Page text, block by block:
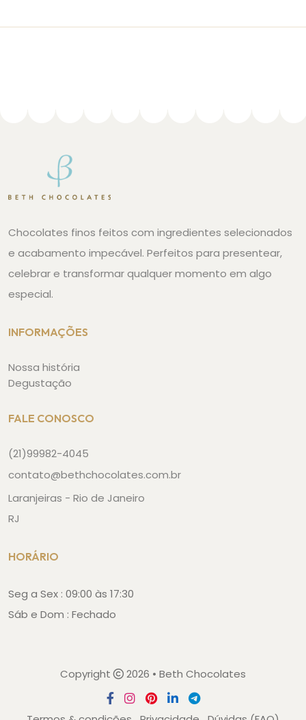
Chocolates finos feitos com ingredientes selecionados
e acabamento impecável. Perfeitos para presentear,
celebrar e transformar qualquer momento em algo
especial.
INFORMAÇÕES
Nossa história
Degustação
FALE CONOSCO
(21)99982-4045
contato@bethchocolates.com.br
Laranjeiras - Rio de Janeiro
RJ
HORÁRIO
Seg a Sex : 09:00 às 17:30
Sáb e Dom : Fechado
Copyright 2026 • Beth Chocolates